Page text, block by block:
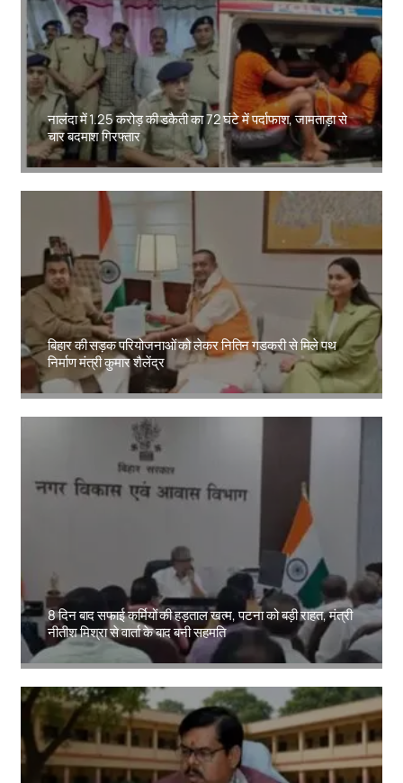
नालंदा में 1.25 करोड़ की डकैती का 72 घंटे में पर्दाफाश, जामताड़ा से
चार बदमाश गिरफ्तार
Amit Lekh
बिहार की सड़क परियोजनाओं को लेकर नितिन गडकरी से मिले पथ
निर्माण मंत्री कुमार शैलेंद्र
Amit Lekh
8 दिन बाद सफाई कर्मियों की हड़ताल खत्म, पटना को बड़ी राहत, मंत्री
नीतीश मिश्रा से वार्ता के बाद बनी सहमति